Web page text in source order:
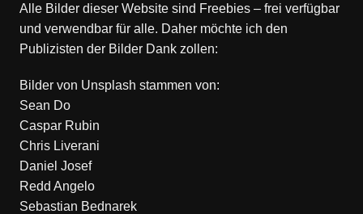
Alle Bilder dieser Website sind Freebies – frei verfügbar
und verwendbar für alle. Daher möchte ich den
Publizisten der Bilder Dank zollen:
Bilder von Unsplash stammen von:
Sean Do
Caspar Rubin
Chris Liverani
Daniel Josef
Redd Angelo
Sebastian Bednarek